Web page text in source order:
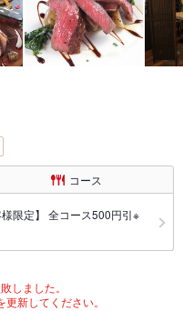
コース
限定】 全コース500円引※
しました。
新してください。